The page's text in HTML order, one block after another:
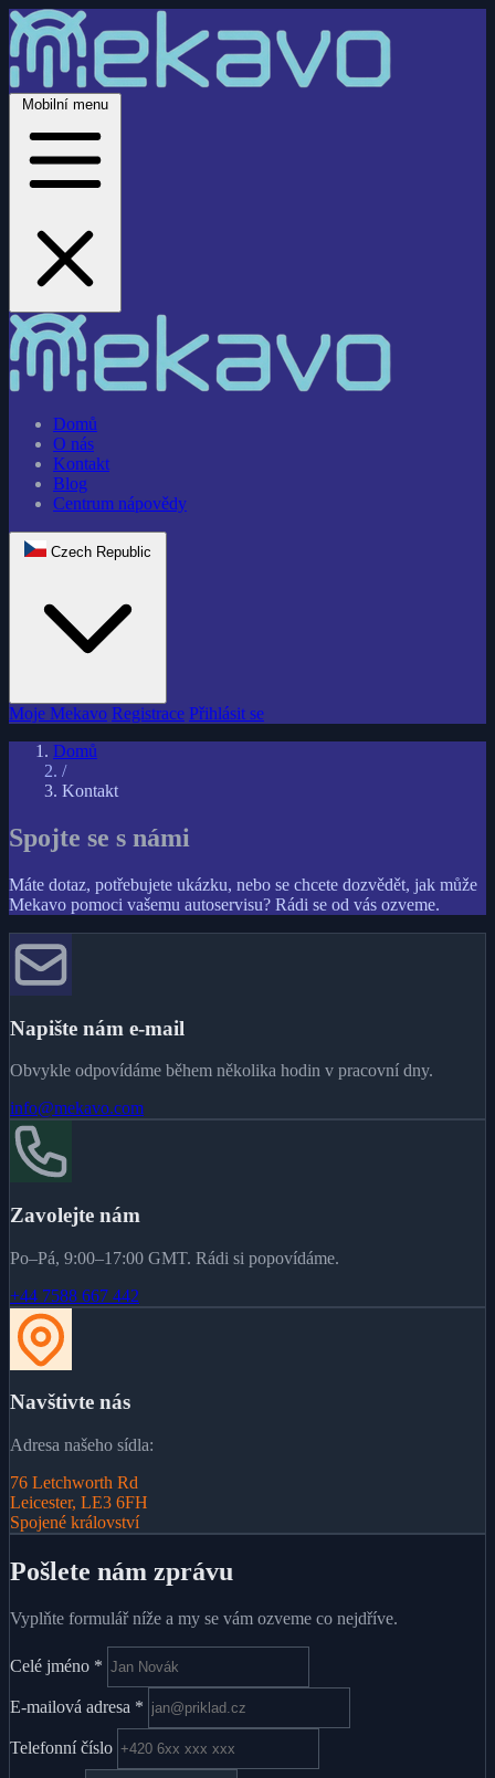
Mobilní menu
Domů
O nás
Kontakt
Blog
Centrum nápovědy
Czech Republic
Moje Mekavo Registrace Přihlásit se
Domů
/
Kontakt
Spojte se s námi
Máte dotaz, potřebujete ukázku, nebo se chcete dozvědět, jak může
Mekavo pomoci vašemu autoservisu? Rádi se od vás ozveme.
Napište nám e-mail
Obvykle odpovídáme během několika hodin v pracovní dny.
info@mekavo.com
Zavolejte nám
Po–Pá, 9:00–17:00 GMT. Rádi si popovídáme.
+44 7588 667 442
Navštivte nás
Adresa našeho sídla:
76 Letchworth Rd
Leicester, LE3 6FH
Spojené království
Pošlete nám zprávu
Vyplňte formulář níže a my se vám ozveme co nejdříve.
Celé jméno *
E-mailová adresa *
Telefonní číslo